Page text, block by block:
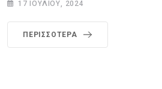
17 ΙΟΥΛΊΟΥ, 2024
ΠΕΡΙΣΣΌΤΕΡΑ